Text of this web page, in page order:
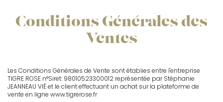
Conditions Générales des
Ventes
Les Conditions Générales de Vente sont établies entre l'entreprise
TIGRE ROSE n°Siret: 98010523300012 représentée par Stéphanie
JEANNEAU VIÉ et le client effectuant un achat sur la plateforme de
vente en ligne www.tigrerose.fr